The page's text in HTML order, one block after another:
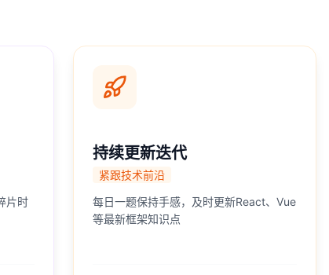
片时
持续更新迭代
紧跟技术前沿
每日一题保持手感，及时更新React、Vue
等最新框架知识点